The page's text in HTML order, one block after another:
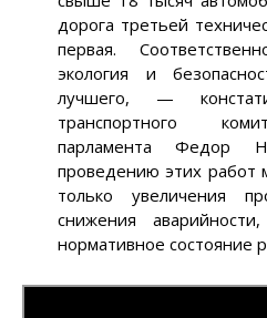
дорога третьей
первая.
экология и
лучшего, —
транспортного
парламента Федор
проведению этих
только увеличения
снижения
нормативное состояние